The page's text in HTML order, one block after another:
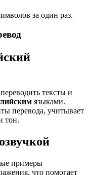
за один раз.
тексты и
языками.
перевода, учитывает
тон.
примеры
что помогает